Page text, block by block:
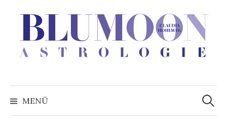
überspringen
MENÜ
Suchen
nach: